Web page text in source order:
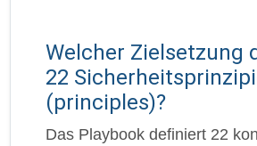
Welcher Zielsetzung
22
(principles)?
Das Playbook definiert 22